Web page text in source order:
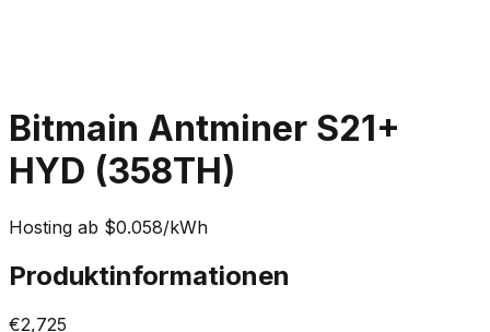
Bitmain Antminer S21+
HYD (358TH)
Hosting ab $0.058/kWh
Produktinformationen
€2,725